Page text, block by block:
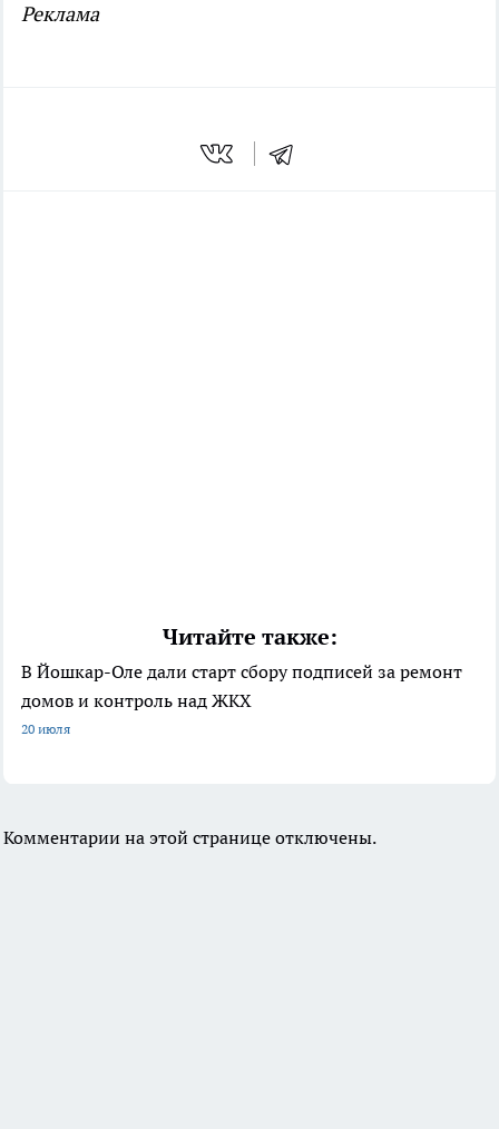
Реклама
Читайте также:
В Йошкар-Оле дали старт сбору подписей за ремонт
домов и контроль над ЖКХ
20 июля
Комментарии на этой странице отключены.